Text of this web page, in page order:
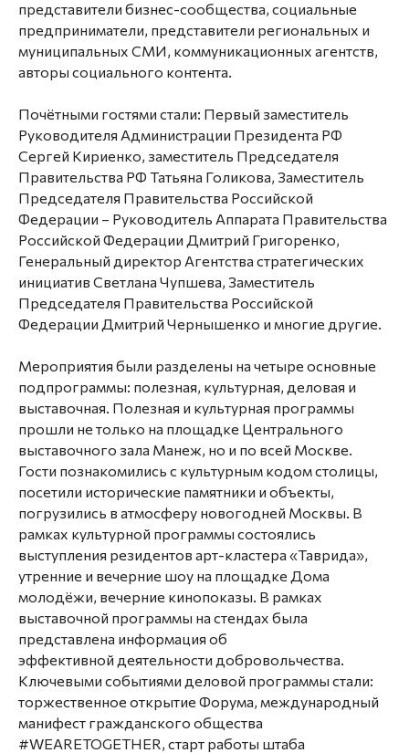
представители бизнес-сообщества, социальные
предприниматели, представители региональных и
муниципальных СМИ, коммуникационных агентств,
авторы социального контента.
Почётными гостями стали: Первый заместитель
Руководителя Администрации Президента РФ
Сергей Кириенко, заместитель Председателя
Правительства РФ Татьяна Голикова, Заместитель
Председателя Правительства Российской
Федерации – Руководитель Аппарата Правительства
Российской Федерации Дмитрий Григоренко,
Генеральный директор Агентства стратегических
инициатив Светлана Чупшева, Заместитель
Председателя Правительства Российской
Федерации Дмитрий Чернышенко и многие другие.
Мероприятия были разделены на четыре основные
подпрограммы: полезная, культурная, деловая и
выставочная. Полезная и культурная программы
прошли не только на площадке Центрального
выставочного зала Манеж, но и по всей Москве.
Гости познакомились с культурным кодом столицы,
посетили исторические памятники и объекты,
погрузились в атмосферу новогодней Москвы. В
рамках культурной программы состоялись
выступления резидентов арт-кластера «Таврида»,
утренние и вечерние шоу на площадке Дома
молодёжи, вечерние кинопоказы. В рамках
выставочной программы на стендах была
представлена информация об
эффективной деятельности добровольчества.
Ключевыми событиями деловой программы стали:
торжественное открытие Форума, международный
манифест гражданского общества
#WEARETOGETHER, старт работы штаба